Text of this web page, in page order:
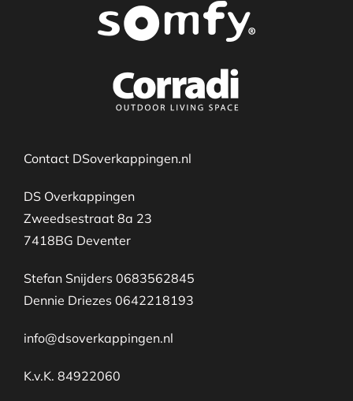
Contact DSoverkappingen.nl
DS Overkappingen
Zweedsestraat 8a 23
7418BG Deventer
Stefan Snijders 0683562845
Dennie Driezes 0642218193
info@dsoverkappingen.nl
K.v.K. 84922060